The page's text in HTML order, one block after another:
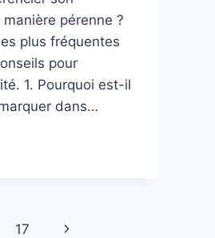
pérenne ?
plus fréquentes
pour
1. Pourquoi est-il
dans…
17 Page